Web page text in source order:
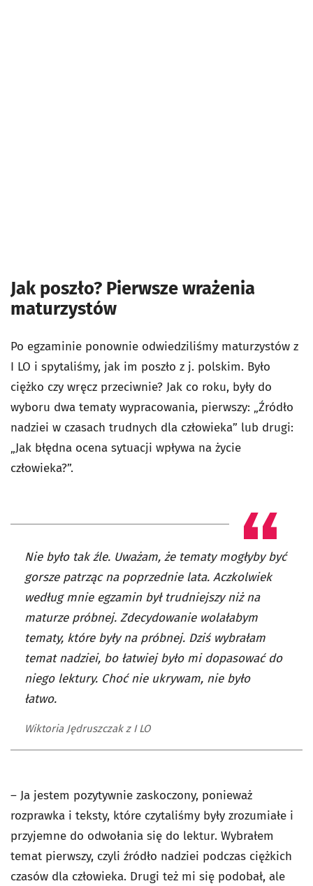
Jak poszło? Pierwsze wrażenia
maturzystów
Po egzaminie ponownie odwiedziliśmy maturzystów z
I LO i spytaliśmy, jak im poszło z j. polskim. Było
ciężko czy wręcz przeciwnie? Jak co roku, były do
wyboru dwa tematy wypracowania, pierwszy: „Źródło
nadziei w czasach trudnych dla człowieka” lub drugi:
„Jak błędna ocena sytuacji wpływa na życie
człowieka?”.
Nie było tak źle. Uważam, że tematy mogłyby być
gorsze patrząc na poprzednie lata. Aczkolwiek
według mnie egzamin był trudniejszy niż na
maturze próbnej. Zdecydowanie wolałabym
tematy, które były na próbnej. Dziś wybrałam
temat nadziei, bo łatwiej było mi dopasować do
niego lektury. Choć nie ukrywam, nie było
łatwo.
Wiktoria Jędruszczak z I LO
– Ja jestem pozytywnie zaskoczony, ponieważ
rozprawka i teksty, które czytaliśmy były zrozumiałe i
przyjemne do odwołania się do lektur. Wybrałem
temat pierwszy, czyli źródło nadziei podczas ciężkich
czasów dla człowieka. Drugi też mi się podobał, ale